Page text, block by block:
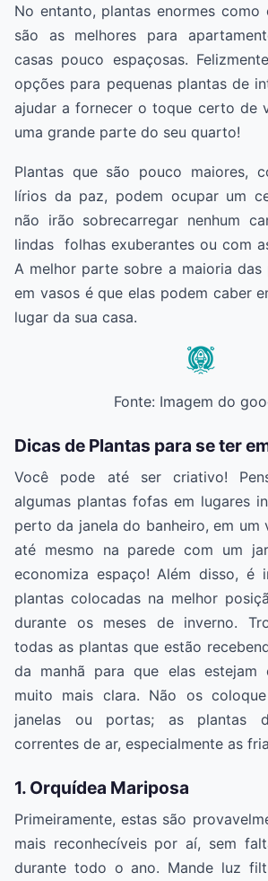
No entanto, plantas enormes como
são as melhores para
casas pouco espaçosas.
opções para pequenas plantas de
ajudar a fornecer o toque certo de
uma grande parte do seu quarto!
Plantas que são pouco maiores,
lírios da paz, podem ocupar um
não irão sobrecarregar nenhum
lindas folhas exuberantes ou com
A melhor parte sobre a maioria das
em vasos é que elas podem caber
lugar da sua casa.
Fonte: Imagem do
Dicas de Plantas para se ter
Você pode até ser criativo!
algumas plantas fofas em lugares
perto da janela do banheiro, em um
até mesmo na parede com um
economiza espaço! Além disso, é
plantas colocadas na melhor
durante os meses de inverno.
todas as plantas que estão
da manhã para que elas estejam
muito mais clara. Não os
janelas ou portas; as plantas
correntes de ar, especialmente as
1. Orquídea Mariposa
Primeiramente, estas são
mais reconhecíveis por aí, sem
durante todo o ano. Mande luz